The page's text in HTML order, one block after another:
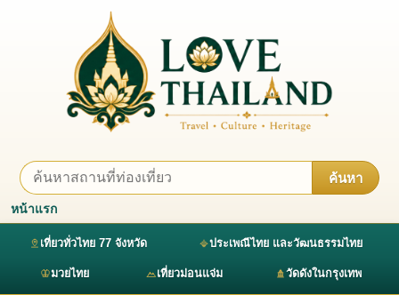
ค้นหา
หน้าแรก
เที่ยวทั่วไทย 77 จังหวัด ประเพณีไทย และวัฒนธรรมไทย
มวยไทย เที่ยวม่อนแจ่ม วัดดังในกรุงเทพ